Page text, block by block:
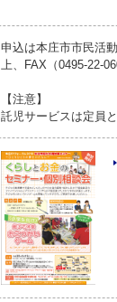
申込は本庄市市民活
上、FAX（0495-22-
【注意】
託児サービスは定員